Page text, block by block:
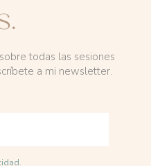
todas las sesiones
a mi newsletter.